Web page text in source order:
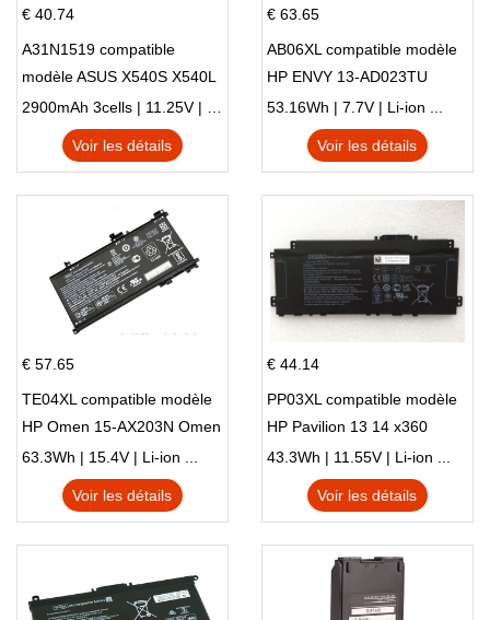
€ 40.74
A31N1519 compatible
modèle ASUS X540S X540L
X540LA-SI302 X540SA
X540S
2900mAh 3cells | 11.25V | Li-ion ...
Voir les détails
€ 63.65
AB06XL compatible modèle
HP ENVY 13-AD023TU
HSTNN-DB8C 921438-855
TPN-I128
53.16Wh | 7.7V | Li-ion ...
Voir les détails
€ 57.65
TE04XL compatible modèle
HP Omen 15-AX203N Omen
15 Series Pavilion 15 Series
63.3Wh | 15.4V | Li-ion ...
Voir les détails
€ 44.14
PP03XL compatible modèle
HP Pavilion 13 14 x360
L83388-AC1 L83388-421
HSTNN-LB8S M01118-421
M01144-005 13-BB 14-DV
43.3Wh | 11.55V | Li-ion ...
Voir les détails